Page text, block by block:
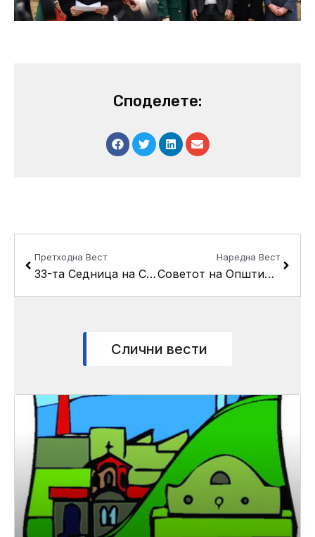
Споделете:
Претходна Вест
33-та Седница на Советот на Општина Кисела Вода 27.12.2023
Наредна Вест
Советот на Општина Кисела Вода ќе ја одржи триесет и четвртата пленарна седница
Слични вести